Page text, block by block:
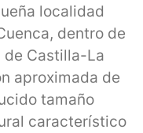
localidad
dentro de
de Castilla-La
aproximada de
tamaño
característico